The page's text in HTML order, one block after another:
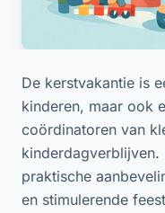
De kerstvakantie is
kinderen, maar ook
coördinatoren van
praktische
en stimulerende